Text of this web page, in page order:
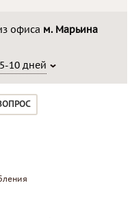
офиса м. Марьина
10 дней